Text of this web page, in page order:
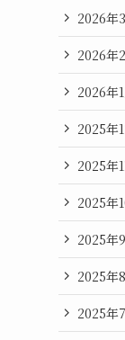
2026年
2026年
2026年
2025年
2025年
2025年
2025年
2025年
2025年